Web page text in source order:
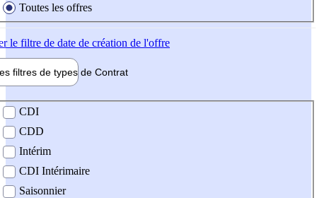
Toutes les offres
le filtre de date de création de l'offre
filtres de types de Contrat
contrat
CDI
CDD
Intérim
CDI Intérimaire
Saisonnier